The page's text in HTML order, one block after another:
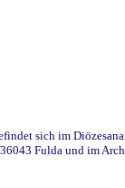
sich im
Fulda und im